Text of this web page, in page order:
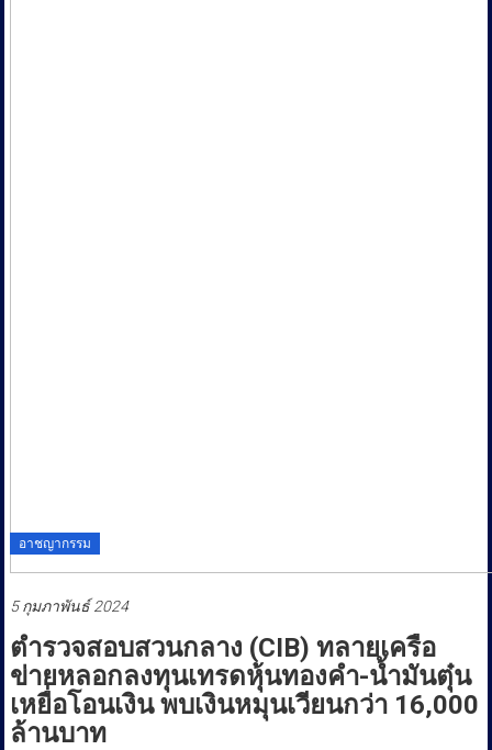
อาชญากรรม
5 กุมภาพันธ์ 2024
ตำรวจสอบสวนกลาง (CIB) ทลายเครือ
ข่ายหลอกลงทุนเทรดหุ้นทองคำ-น้ำมันตุ๋น
เหยื่อโอนเงิน พบเงินหมุนเวียนกว่า 16,000
ล้านบาท